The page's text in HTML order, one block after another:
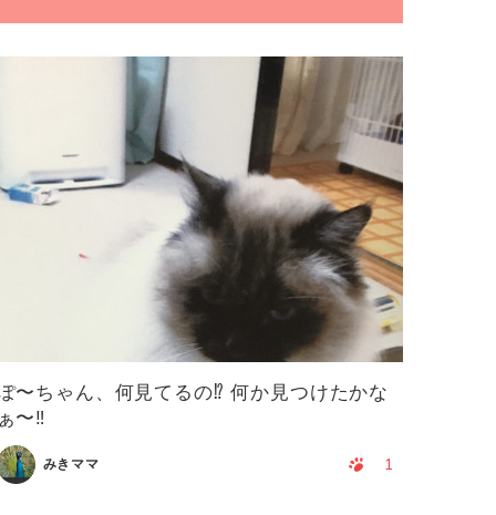
〜ちゃん、何見てるの⁉️ 何か見つけたかな
〜‼️
みきママ 1